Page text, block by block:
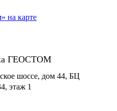
на карте
ГЕОСТОМ
шоссе, дом 44, БЦ
этаж 1